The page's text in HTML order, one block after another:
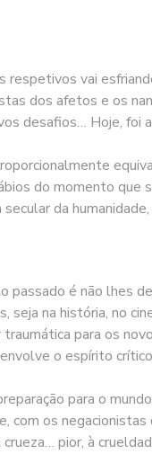
vai
dos afetos e os
desafios… Hoje,
do momento
da
passado é não lhes
na história, no
para os
o espírito
para o
os
pior, à